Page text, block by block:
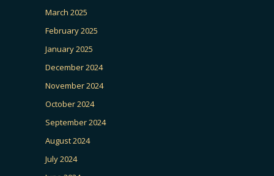
March 2025
February 2025
January 2025
December 2024
November 2024
October 2024
September 2024
August 2024
July 2024